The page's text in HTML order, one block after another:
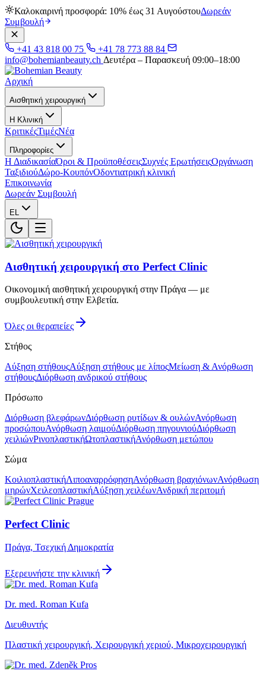
Καλοκαιρινή προσφορά: 10% έως 31 ΑυγούστουΔωρεάν
Συμβουλή
+41 43 818 00 75
+41 78 773 88 84
info@bohemianbeauty.ch Δευτέρα – Παρασκευή 09:00–18:00
Αρχική
Αισθητική χειρουργική
Η Κλινική
ΚριτικέςΤιμέςΝέα
Πληροφορίες
Η ΔιαδικασίαΌροι & ΠροϋποθέσειςΣυχνές ΕρωτήσειςΟργάνωση
ΤαξιδιούΔώρο-ΚουπόνΟδοντιατρική κλινική
Επικοινωνία
Δωρεάν Συμβουλή
EL
Αισθητική χειρουργική στο Perfect Clinic
Οικονομική αισθητική χειρουργική στην Πράγα — με
συμβουλευτική στην Ελβετία.
Όλες οι θεραπείες
Στήθος
Αύξηση στήθουςΑύξηση στήθους με λίποςΜείωση & Ανόρθωση
στήθουςΔιόρθωση ανδρικού στήθους
Πρόσωπο
Διόρθωση βλεφάρωνΔιόρθωση ρυτίδων & ουλώνΑνόρθωση
προσώπουΑνόρθωση λαιμούΔιόρθωση πηγουνιούΔιόρθωση
χειλιώνΡινοπλαστικήΩτοπλαστικήΑνόρθωση μετώπου
Σώμα
ΚοιλιοπλαστικήΛιποαναρρόφησηΑνόρθωση βραχιόνωνΑνόρθωση
μηρώνΧειλεοπλαστικήΑύξηση χειλέωνΑνδρική περιτομή
Perfect Clinic
Πράγα, Τσεχική Δημοκρατία
Εξερευνήστε την κλινική
Dr. med. Roman Kufa
Διευθυντής
Πλαστική χειρουργική, Χειρουργική χεριού, Μικροχειρουργική